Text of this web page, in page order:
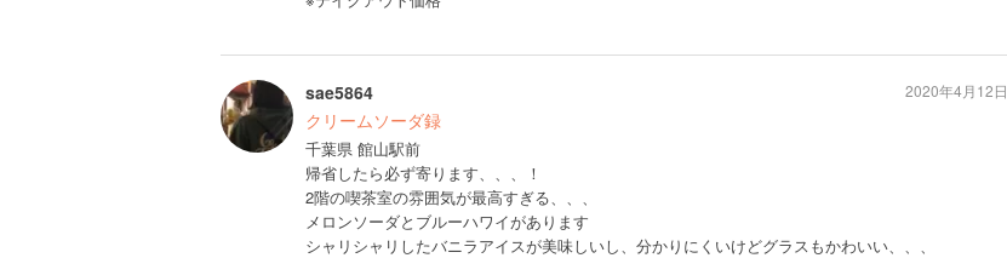
sae5864
クリームソーダ録
千葉県 館山駅前
帰省したら必ず寄ります、、、！
2階の喫茶室の雰囲気が最高すぎる、、、
メロンソーダとブルーハワイがあります
シャリシャリしたバニラアイスが美味しいし、分かりにくいけどグラスもかわいい、、、
2020年4月12日